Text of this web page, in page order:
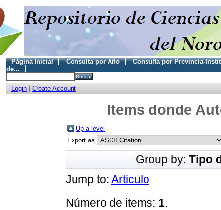
Página Inicial Consulta por Año
Consulta por Provincia-
de...
Login| Create Account
Items donde
Up a level
Export as
Group by: Tipo
Jump to: Articulo
Número de items: 1.